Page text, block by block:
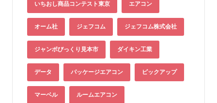
いちおし商品コンテスト東京 エアコン
オーム社 ジェフコム ジェフコム株式会社
ジャンボびっくり見本市 ダイキン工業
データ パッケージエアコン ピックアップ
マーベル ルームエアコン